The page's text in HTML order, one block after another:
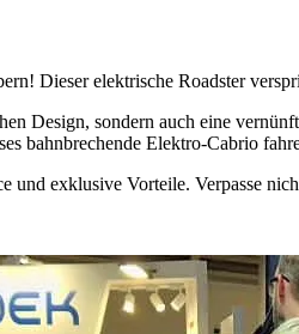
Dieser elektrische Roadster
Design, sondern auch eine
bahnbrechende Elektro-Cabrio
exklusive Vorteile. Verpasse